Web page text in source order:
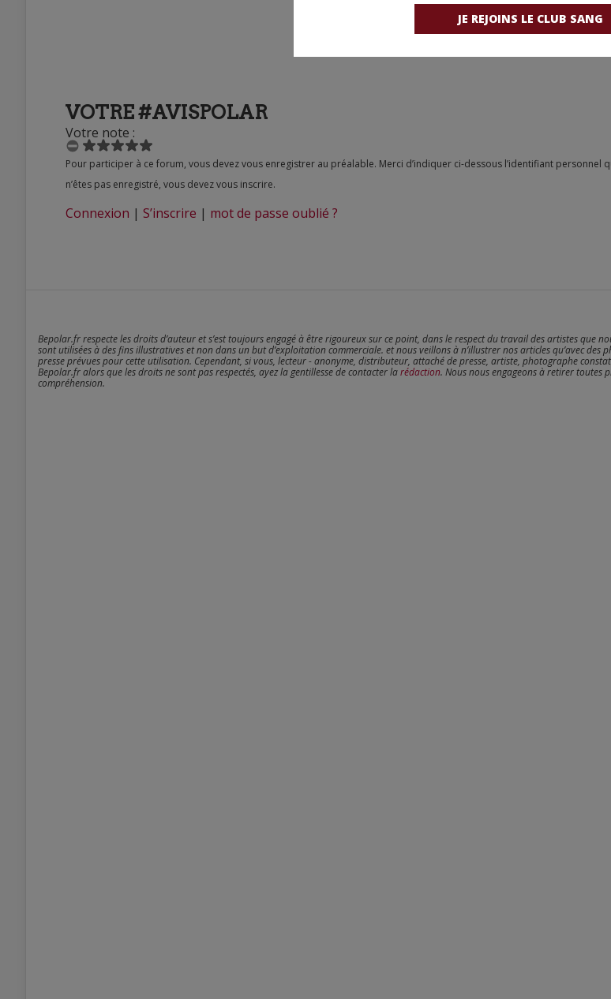
JE REJOINS LE CLUB SANG
VOTRE #AVISPOLAR
Votre note :
Pour participer à ce forum, vous devez vous enregistrer au préalable. Merci d’indiquer ci-dessous l’identifiant personnel qui vous a été fourni. Si vous
n’êtes pas enregistré, vous devez vous inscrire.
Connexion | S’inscrire | mot de passe oublié ?
Bepolar.fr respecte les droits d’auteur et s’est toujours engagé à être rigoureux sur ce point, dans le respect du travail des artistes que
sont utilisées à des fins illustratives et non dans un but d’exploitation commerciale. et nous veillons à n’illustrer nos articles qu’avec des
presse prévues pour cette utilisation. Cependant, si vous, lecteur - anonyme, distributeur, attaché de presse, artiste, photographe
Bepolar.fr alors que les droits ne sont pas respectés, ayez la gentillesse de contacter larédaction. Nous nous engageons à retirer toutes
compréhension.